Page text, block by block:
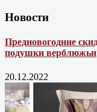
Новости
Предновогодние
подушки верблюжьи
20.12.2022